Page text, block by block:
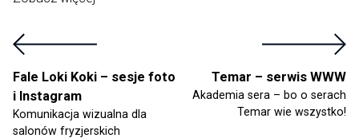
Fale Loki Koki – sesje foto
i Instagram
Komunikacja wizualna dla
salonów fryzjerskich
Temar – serwis WWW
Akademia sera – bo o serach
Temar wie wszystko!